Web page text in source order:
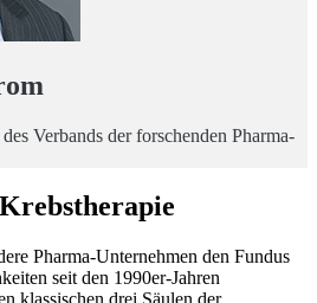
Verbands der forschenden Pharma-
Pharma-Unternehmen den Fundus
seit den 1990er-Jahren